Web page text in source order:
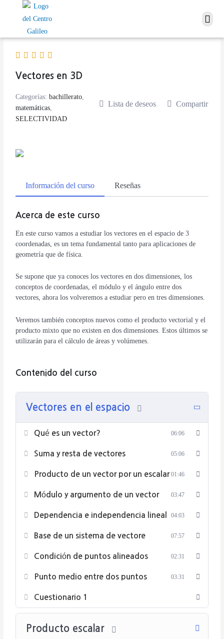
Vectores en 3D
Categorías:bachillerato
matemáticas
SELECTIVIDAD
Lista de deseos Compartir
Información del curso Reseñas
Acerca de este curso
En este curso vamos a estudiar los vectores en el espacio de 3
coordenadas, es un tema fundamental tanto para aplicaciones de
geometría que de física.
Se supone que ya conoces los vectores en dos dimensiones, los
conceptos de coordenadas, el módulo y el ángulo entre dos
vectores, ahora los volveremos a estudiar pero en tres dimensiones.
Veremos también conceptos nuevos como el producto vectorial y el
producto mixto que no existen en dos dimensiones. Estos últimos se
utilizarán para el cálculo de áreas y volúmenes.
Contenido del curso
Vectores en el espacio
Qué es un vector? 06:06
Suma y resta de vectores 05:06
Producto de un vector por un escalar01:46
Módulo y argumento de un vector 03:47
Dependencia e independencia lineal 04:03
Base de un sistema de vectore 07:57
Condición de puntos alineados 02:31
Punto medio entre dos puntos 03:31
Cuestionario 1
Producto escalar